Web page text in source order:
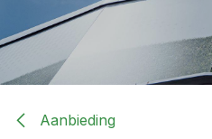
Aanbieding